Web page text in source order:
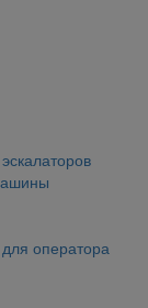
оператора